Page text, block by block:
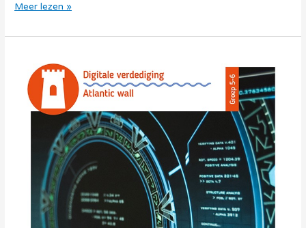
Meer lezen »
Verdediging
Digitale
verdediging